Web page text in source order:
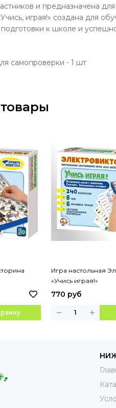
и предназначена
играя!» создана для
к школе и
самопроверки - 1 шт
Игра настольная
«Учись играя!»
770 руб